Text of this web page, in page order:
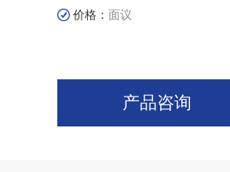
价格：面议
产品咨询